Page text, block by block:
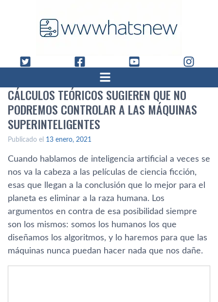
CÁLCULOS TEÓRICOS SUGIEREN QUE NO
PODREMOS CONTROLAR A LAS MÁQUINAS
SUPERINTELIGENTES
Publicado el 13 enero, 2021
Cuando hablamos de inteligencia artificial a veces se
nos va la cabeza a las películas de ciencia ficción,
esas que llegan a la conclusión que lo mejor para el
planeta es eliminar a la raza humana. Los
argumentos en contra de esa posibilidad siempre
son los mismos: somos los humanos los que
diseñamos los algoritmos, y lo haremos para que las
máquinas nunca puedan hacer nada que nos dañe.